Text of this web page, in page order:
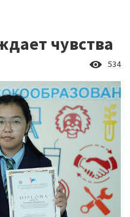
чувства
534